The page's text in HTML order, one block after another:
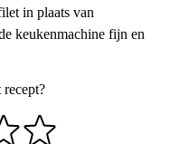
in plaats van
keukenmachine fijn en